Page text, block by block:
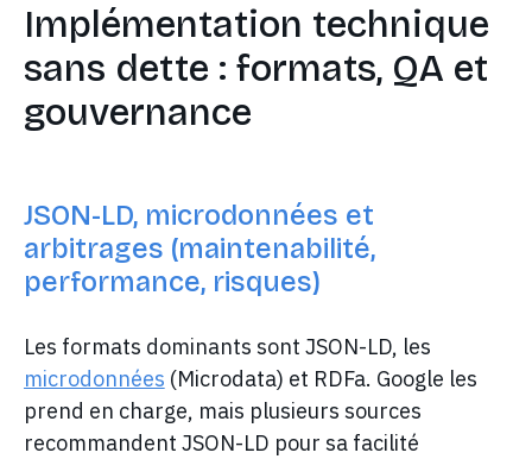
Implémentation technique
sans dette : formats, QA et
gouvernance
JSON-LD, microdonnées et
arbitrages (maintenabilité,
performance, risques)
Les formats dominants sont JSON-LD, les
microdonnées (Microdata) et RDFa. Google les
prend en charge, mais plusieurs sources
recommandent JSON-LD pour sa facilité